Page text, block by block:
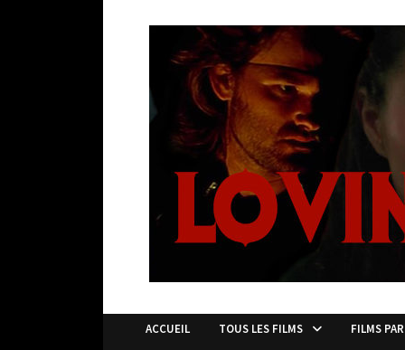
ACCUEIL TOUS LES FILMS
FILMS